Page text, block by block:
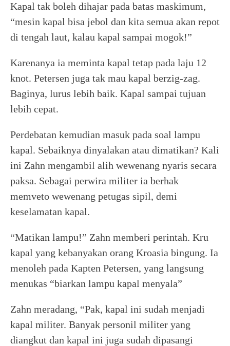
Kapal tak boleh dihajar pada batas maskimum,
“mesin kapal bisa jebol dan kita semua akan repot
di tengah laut, kalau kapal sampai mogok!”
Karenanya ia meminta kapal tetap pada laju 12
knot. Petersen juga tak mau kapal berzig-zag.
Baginya, lurus lebih baik. Kapal sampai tujuan
lebih cepat.
Perdebatan kemudian masuk pada soal lampu
kapal. Sebaiknya dinyalakan atau dimatikan? Kali
ini Zahn mengambil alih wewenang nyaris secara
paksa. Sebagai perwira militer ia berhak
memveto wewenang petugas sipil, demi
keselamatan kapal.
“Matikan lampu!” Zahn memberi perintah. Kru
kapal yang kebanyakan orang Kroasia bingung. Ia
menoleh pada Kapten Petersen, yang langsung
menukas “biarkan lampu kapal menyala”
Zahn meradang, “Pak, kapal ini sudah menjadi
kapal militer. Banyak personil militer yang
diangkut dan kapal ini juga sudah dipasangi